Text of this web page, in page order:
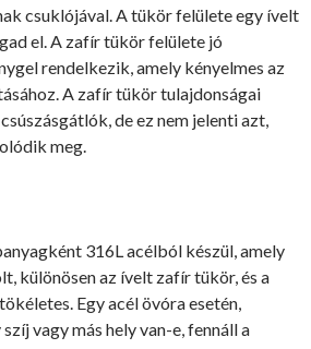
csuklójával. A tükör felülete egy ívelt
el. A zafír tükör felülete jó
rendelkezik, amely kényelmes az
A zafír tükör tulajdonságai
de ez nem jelenti azt,
meg.
316L acélból készül, amely
különösen az ívelt zafír tükör, és a
Egy acél övóra esetén,
vagy más hely van-e, fennáll a